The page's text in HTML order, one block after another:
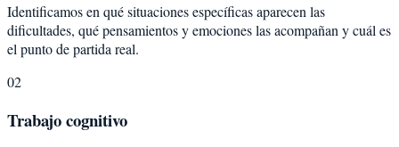
Identificamos en qué situaciones específicas aparecen las
dificultades, qué pensamientos y emociones las acompañan y cuál es
el punto de partida real.
02
Trabajo cognitivo